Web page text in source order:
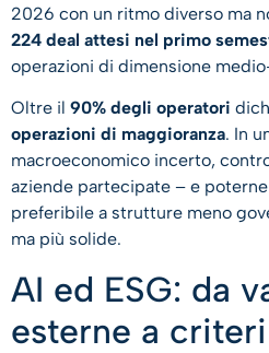
2026 con un ritmo diverso ma
224 deal attesi nel primo
operazioni di dimensione
Oltre il 90% degli operatori
operazioni di maggioranza. In
macroeconomico incerto,
aziende partecipate – e
preferibile a strutture meno
ma più solide.
AI ed ESG: da
esterne a